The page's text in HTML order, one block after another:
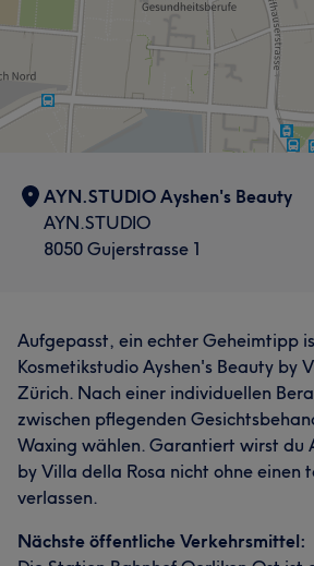
AYN.STUDIO Ayshen's Beauty
AYN.STUDIO
8050 Gujerstrasse 1
Aufgepasst, ein echter Geheimtipp
Kosmetikstudio Ayshen's Beauty by
Zürich. Nach einer individuellen
zwischen pflegenden
Waxing wählen. Garantiert wirst du
by Villa della Rosa nicht ohne einen
verlassen.
Nächste öffentliche Verkehrsmittel: